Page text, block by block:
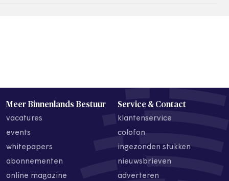
Meer Binnenlands Bestuur
vacatures
events
whitepapers
abonnementen
online magazine
Service & Contact
klantenservice
colofon
ingezonden stukken
nieuwsbrieven
adverteren